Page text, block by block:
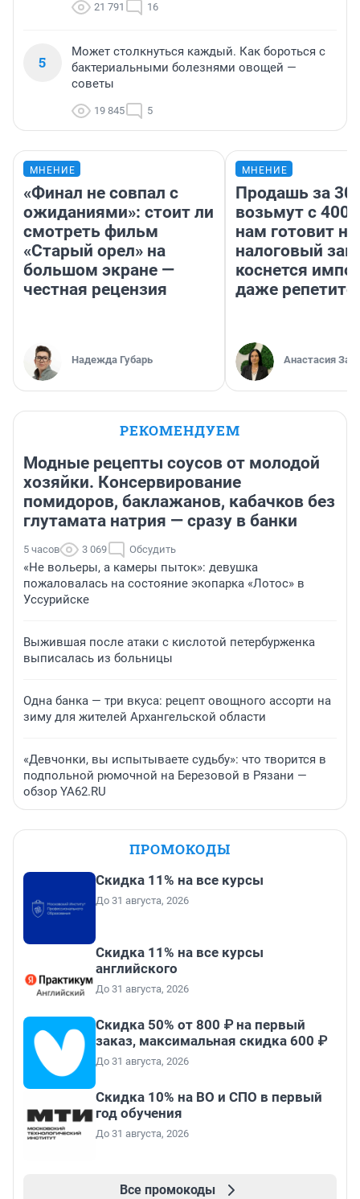
21 791 16
5
Может столкнуться каждый. Как бороться с
бактериальными болезнями овощей —
советы
19 845 5
МНЕНИЕ
«Финал не совпал с
ожиданиями»: стоит ли
смотреть фильм
«Старый орел» на
большом экране —
честная рецензия
Надежда Губарь
МНЕНИЕ
Продашь за
возьмут с
нам готовит
налоговый
коснется
даже
Анастасия
РЕКОМЕНДУЕМ
Модные рецепты соусов от молодой
хозяйки. Консервирование
помидоров, баклажанов, кабачков без
глутамата натрия — сразу в банки
5 часов 3 069 Обсудить
«Не вольеры, а камеры пыток»: девушка
пожаловалась на состояние экопарка «Лотос» в
Уссурийске
Выжившая после атаки с кислотой петербурженка
выписалась из больницы
Одна банка — три вкуса: рецепт овощного ассорти на
зиму для жителей Архангельской области
«Девчонки, вы испытываете судьбу»: что творится в
подпольной рюмочной на Березовой в Рязани —
обзор YA62.RU
ПРОМОКОДЫ
Скидка 11% на все курсы
До 31 августа, 2026
Скидка 11% на все курсы
английского
До 31 августа, 2026
Скидка 50% от 800 ₽ на первый
заказ, максимальная скидка 600 ₽
До 31 августа, 2026
Скидка 10% на ВО и СПО в первый
год обучения
До 31 августа, 2026
Все промокоды